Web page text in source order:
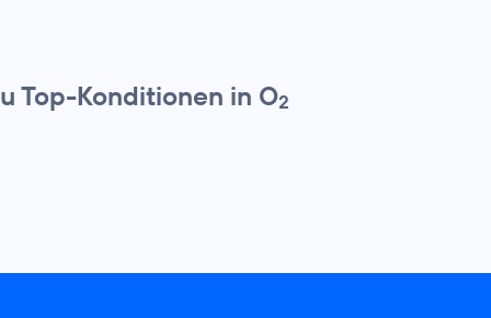
Top-Konditionen in O2